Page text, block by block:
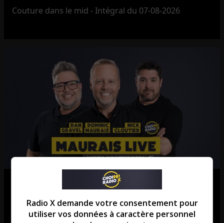
Couture dans le mid - Intégral du 07-08-2026
Maurais Live – Intégral du 07-08-
2026
Radio X demande votre consentement pour
utiliser vos données à caractère personnel